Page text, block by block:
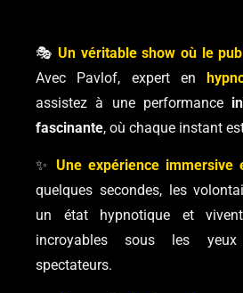
🎭Un véritable show où le
Avec Pavlof, expert en
assistez à une performance
fascinante, où chaque instant
✨ Une expérience immersive
quelques secondes, les
un état hypnotique et
incroyables sous les yeux
spectateurs.